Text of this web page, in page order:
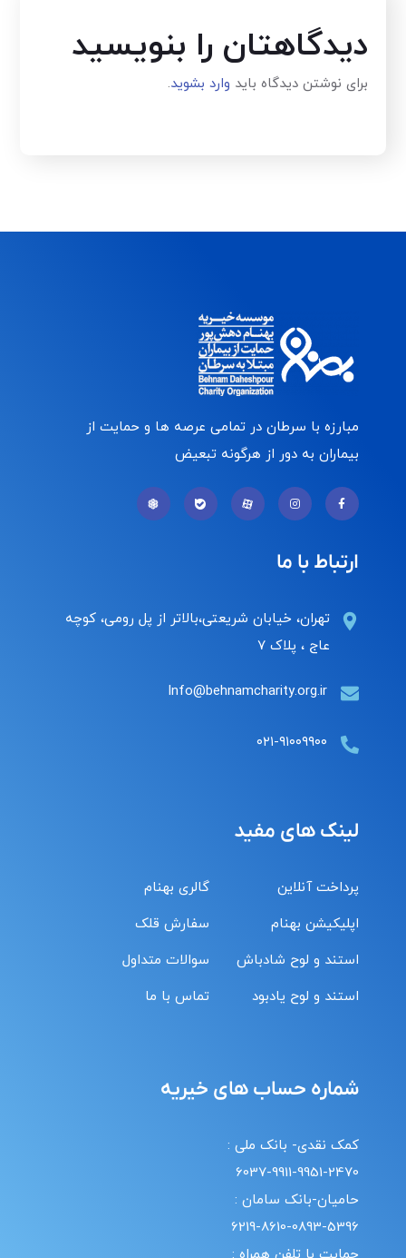
دیدگاهتان را بنویسید
برای نوشتن دیدگاه باید وارد بشوید.
مبارزه با سرطان در تمامی عرصه ها و حمایت از
بیماران به دور از هرگونه تبعیض
ارتباط با ما
تهران، خیابان شریعتی،بالاتر از پل رومی، کوچه
عاج ، پلاک ۷
Info@behnamcharity.org.ir
۰۲۱-۹۱۰۰۹۹۰۰
لینک های مفید
پرداخت آنلاین
اپلیکیشن بهنام
استند و لوح شادباش
استند و لوح یادبود
گالری بهنام
سفارش قلک
سوالات متداول
تماس با ما
شماره حساب های خیریه
کمک نقدی- بانک ملی :
6037-9911-9951-2470
حامیان-بانک سامان :
6219-8610-0893-5396